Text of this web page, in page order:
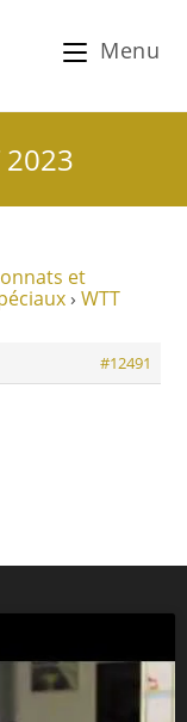
Menu
2023
et
› WTT
#12491